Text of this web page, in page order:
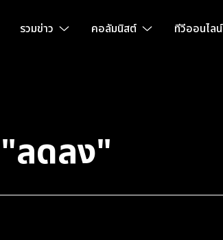
รวมข่าว คอลัมนิสต์ ทีวีออนไลน์
ลดลง"